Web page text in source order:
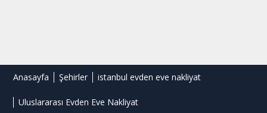
Anasayfa Şehirler istanbul evden eve nakliyat
Uluslararası Evden Eve Nakliyat